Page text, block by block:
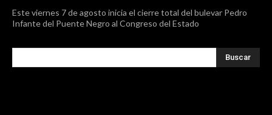
Este viernes 7 de agosto inicia el cierre total del bulevar Pedro
Infante del Puente Negro al Congreso del Estado
Buscar